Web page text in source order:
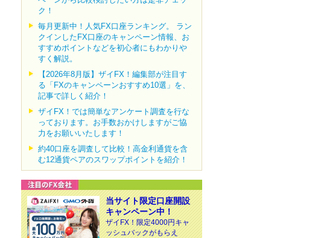
ク！
毎月更新中！人気FX口座ランキング。 ラン
クインしたFX口座のキャンペーン情報、お
すすめポイントなどを初心者にもわかりや
すく解説。
【2026年8月版】ザイFX！編集部が注目す
る「FXのキャンペーンおすすめ10選」を、
記事で詳しく紹介！
ザイFX！では簡単なアンケート調査を行な
っております。お手数おかけしますがご協
力をお願いいたします！
約40口座を調査して比較！高金利通貨を含
む12通貨ペアのスワップポイントを紹介！
当サイト限定口座開設
キャンペーン中！
ザイFX！限定4000円キャ
ッシュバックがもらえ